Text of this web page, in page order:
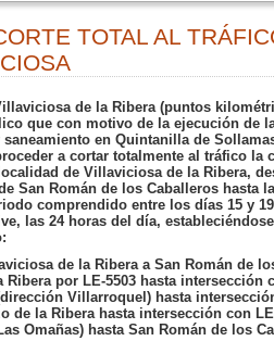
TOTAL AL
de la Ribera (puntos
que con motivo de la ejecución de
saneamiento en Quintanilla de
a cortar totalmente al tráfico la
de Villaviciosa de la Ribera,
San Román de los Caballeros hasta
comprendido entre los días 15 y
las 24 horas del día,
de la Ribera a San Román de
Ribera por LE-5503 hasta intersección
Villarroquel) hasta
de la Ribera hasta intersección con
Omañas) hasta San Román de los